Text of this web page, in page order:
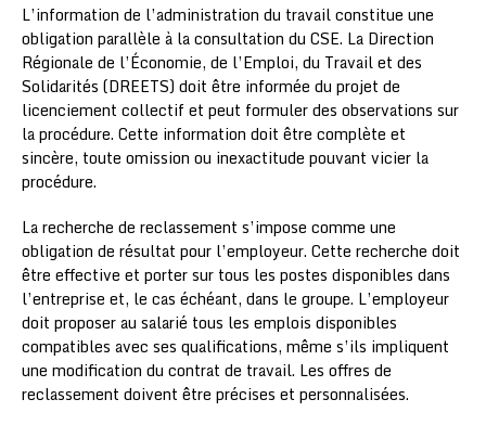
L’information de l’administration du travail constitue une
obligation parallèle à la consultation du CSE. La Direction
Régionale de l’Économie, de l’Emploi, du Travail et des
Solidarités (DREETS) doit être informée du projet de
licenciement collectif et peut formuler des observations sur
la procédure. Cette information doit être complète et
sincère, toute omission ou inexactitude pouvant vicier la
procédure.
La recherche de reclassement s’impose comme une
obligation de résultat pour l’employeur. Cette recherche doit
être effective et porter sur tous les postes disponibles dans
l’entreprise et, le cas échéant, dans le groupe. L’employeur
doit proposer au salarié tous les emplois disponibles
compatibles avec ses qualifications, même s’ils impliquent
une modification du contrat de travail. Les offres de
reclassement doivent être précises et personnalisées.